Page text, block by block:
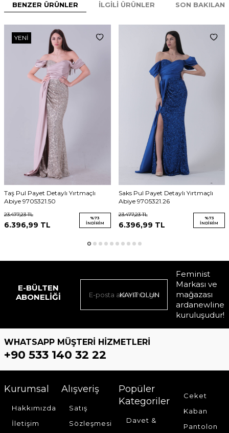
BENZER ÜRÜNLER İLGILI ÜRÜNLER SON
YENI
Taş Pul Payet Detaylı Yırtmaçlı
Abiye 9705321.50
23.477,23TL
6.396,99 TL
%73
İNDIRIM
Saks Pul Payet Detaylı Yırtmaçlı
Abiye 9705321.26
23.477,23TL
6.396,99 TL
%73
İNDIRIM
E-BÜLTEN
ABONELIĞI
KAYIT OLUN
Feminist
Markası ve
mağazası
ardanewline
kuruluşudur!
WHATSAPP MÜŞTERI HIZMETLERI
+90 533 140 32 22
Kurumsal
Hakkımızda
İletişim
Alışveriş
Satış
Sözleşmesi
Popüler
Kategoriler
Davet &
Ceket
Kaban
Pantolon